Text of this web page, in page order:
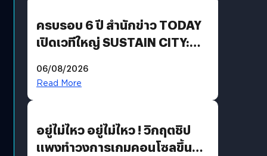
ครบรอบ 6 ปี สำนักข่าว TODAY
เปิดเวทีใหญ่ SUSTAIN CITY:
แนวทางปรับตัวสู่เศรษฐกิจสี
06/08/2026
Read More
อยู่ไม่ไหว อยู่ไม่ไหว ! วิกฤตชิป
แพงทำวงการเกมคอนโซลขึ้น